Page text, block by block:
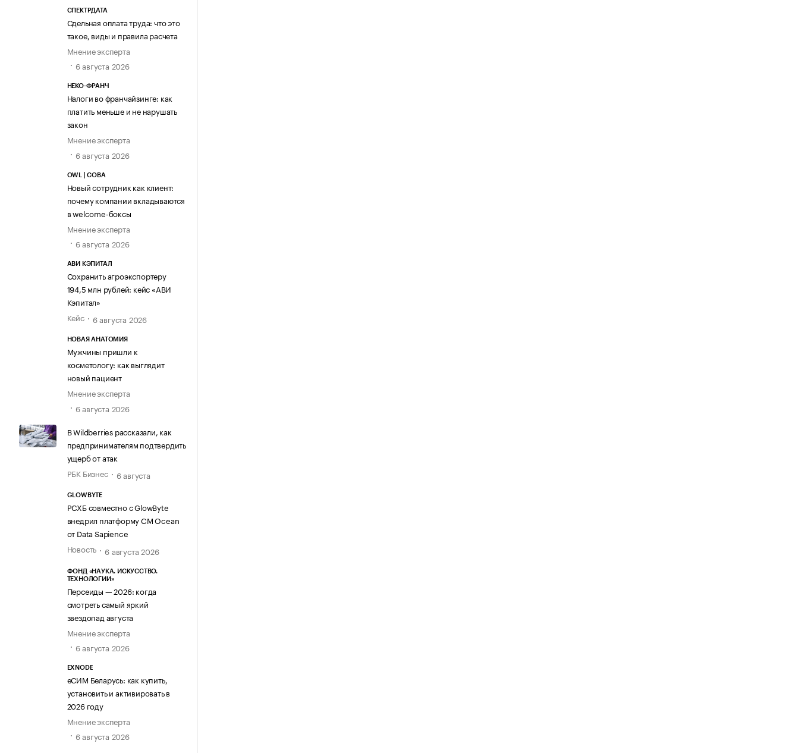
СПЕКТРДАТА
Сдельная оплата труда: что это
такое, виды и правила расчета
Мнение эксперта
6 августа 2026
НЕКО-ФРАНЧ
Налоги во франчайзинге: как
платить меньше и не нарушать
закон
Мнение эксперта
6 августа 2026
OWL | СОВА
Новый сотрудник как клиент:
почему компании вкладываются
в welcome-боксы
Мнение эксперта
6 августа 2026
АВИ КЭПИТАЛ
Сохранить агроэкспортеру
194,5 млн рублей: кейс «АВИ
Кэпитал»
Кейс
6 августа 2026
НОВАЯ АНАТОМИЯ
Мужчины пришли к
косметологу: как выглядит
новый пациент
Мнение эксперта
6 августа 2026
В Wildberries рассказали, как
предпринимателям подтвердить
ущерб от атак
РБК Бизнес
6 августа
GLOWBYTE
РСХБ совместно с GlowByte
внедрил платформу CM Ocean
от Data Sapience
Новость
6 августа 2026
ФОНД «НАУКА. ИСКУССТВО.
ТЕХНОЛОГИИ»
Персеиды — 2026: когда
смотреть самый яркий
звездопад августа
Мнение эксперта
6 августа 2026
EXNODE
еСИМ Беларусь: как купить,
установить и активировать в
2026 году
Мнение эксперта
6 августа 2026